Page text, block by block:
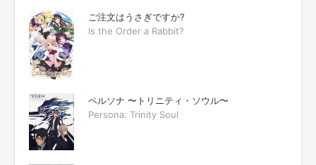
ご注文はうさぎですか?
Is the Order a Rabbit?
ペルソナ 〜トリニティ・ソウル〜
Persona: Trinity Soul